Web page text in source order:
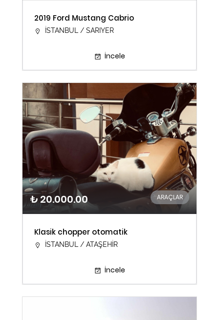
2019 Ford Mustang Cabrio
İSTANBUL / SARIYER
İncele
₺ 20.000.00 ARAÇLAR
Klasik chopper otomatik
İSTANBUL / ATAŞEHİR
İncele